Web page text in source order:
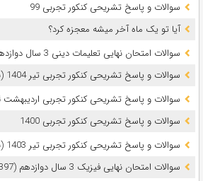
سوالات و پاسخ تشریحی کنکور تجربی 99
آیا تو یک ماه آخر میشه معجزه کرد؟
سوالات امتحان نهایی تعلیمات دینی 3 سال دوازدهم (1397 تا 1405)
سوالات و پاسخ تشریحی کنکور تجربی تیر 1404 (نوبت دوم)
سوالات و پاسخ تشریحی کنکور تجربی اردیبهشت 1404 (نوبت اول)
سوالات و پاسخ تشریحی کنکور تجربی 1400
سوالات و پاسخ تشریحی کنکور تجربی تیر 1403 (نوبت دوم)
سوالات امتحان نهایی فیزیک 3 سال دوازدهم (1397 تا 1405)